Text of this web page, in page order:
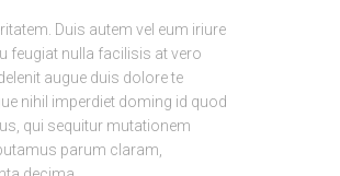
Duis autem vel eum iriure
feugiat nulla facilisis at vero
augue duis dolore te
nihil imperdiet doming id quod
qui sequitur mutationem
parum claram,AVISO LEGAL